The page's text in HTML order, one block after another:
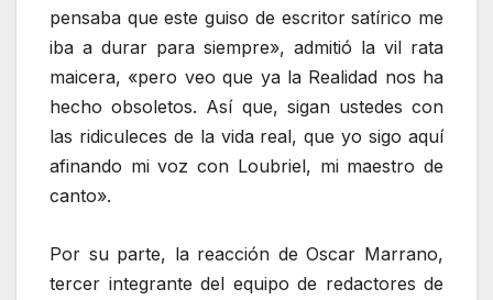
pensaba que este guiso de escritor satírico me
iba a durar para siempre», admitió la vil rata
maicera, «pero veo que ya la Realidad nos ha
hecho obsoletos. Así que, sigan ustedes con
las ridiculeces de la vida real, que yo sigo aquí
afinando mi voz con Loubriel, mi maestro de
canto».
Por su parte, la reacción de Oscar Marrano,
tercer integrante del equipo de redactores de